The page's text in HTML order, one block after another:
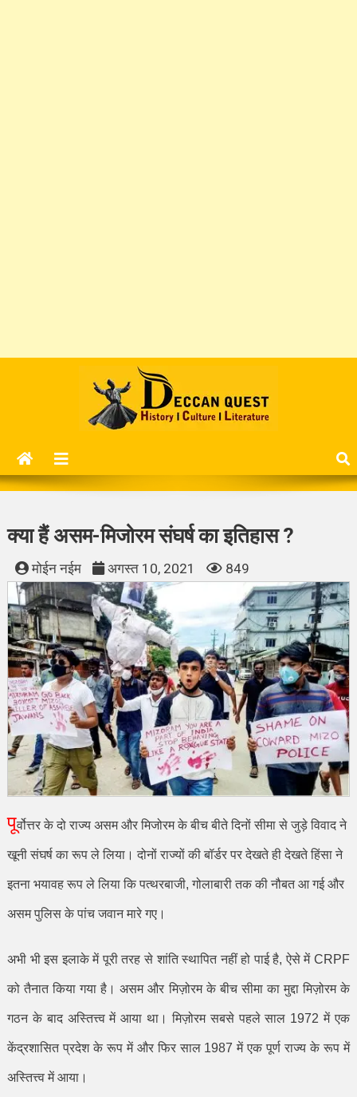
Deccan Quest
क्या हैं असम-मिजोरम संघर्ष का इतिहास ?
मोईन नईम अगस्त 10, 2021 849
पूर्वोत्तर के दो राज्य असम और मिजोरम के बीच बीते दिनों सीमा से जुड़े विवाद ने
खूनी संघर्ष का रूप ले लिया। दोनों राज्यों की बॉर्डर पर देखते ही देखते हिंसा ने
इतना भयावह रूप ले लिया कि पत्थरबाजी,गोलाबारी तक की नौबत आ गई और
असम पुलिस के पांच जवान मारे गए।
अभी भी इस इलाके में पूरी तरह से शांति स्थापित नहीं हो पाई है,ऐसे मेंCRPF
को तैनात किया गया है। असम और मिज़ोरम के बीच सीमा का मुद्दा मिज़ोरम के
गठन के बाद अस्तित्त्व में आया था। मिज़ोरम सबसे पहले साल 1972 में एक
केंद्रशासित प्रदेश के रूप में और फिर साल 1987 में एक पूर्ण राज्य के रूप में
अस्तित्त्व में आया।